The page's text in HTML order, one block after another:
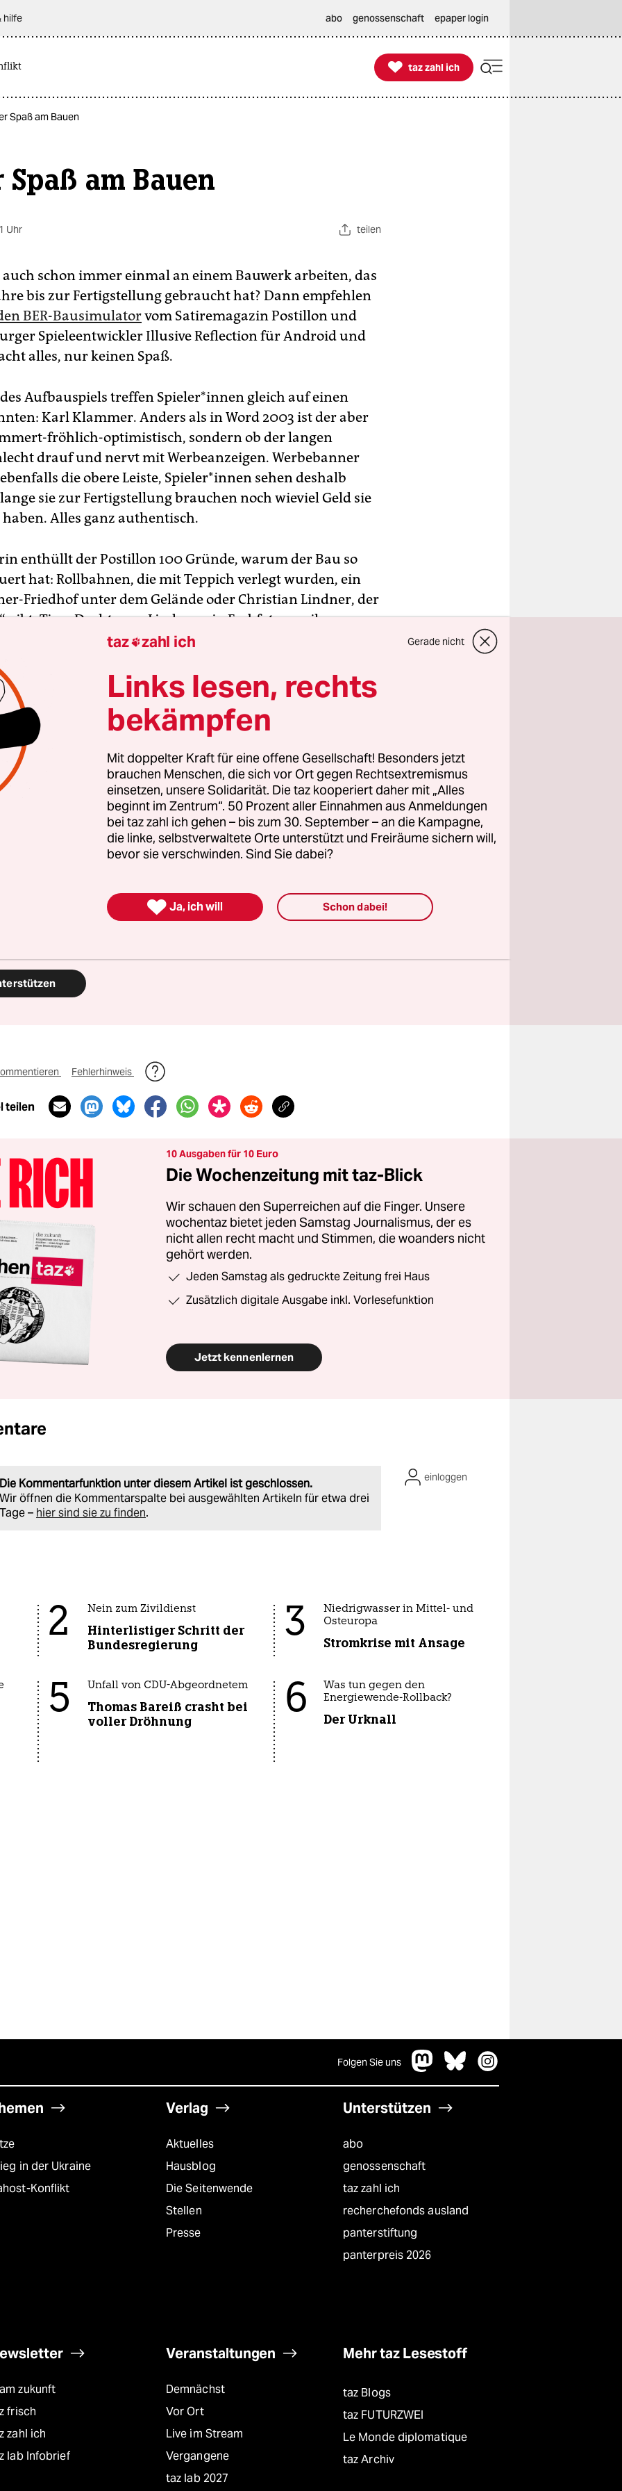
hilfe abo genossenschaft epaper login

taz zahl ich
taz zahl ich
Spaß am Bauen
Spaß am Bauen
Uhr teilen
auch schon immer einmal an einem Bauwerk arbeiten, das
bis zur Fertigstellung gebraucht hat? Dann empfehlen
BER-Bausimulatorvom Satiremagazin Postillon und
Spieleentwickler Illusive Reflection für Android und
alles, nur keinen Spaß.
Aufbauspiels treffen Spieler*innen gleich auf einen
Karl Klammer. Anders als in Word 2003 ist der aber
fröhlich-optimistisch, sondern ob der langen
drauf und nervt mit Werbeanzeigen. Werbebanner
die obere Leiste, Spieler*innen sehen deshalb
sie zur Fertigstellung brauchen noch wieviel Geld sie
Alles ganz authentisch.
enthüllt der Postillon 100 Gründe, warum der Bau so
hat: Rollbahnen, die mit Teppich verlegt wurden, ein
Friedhof unter dem Gelände oder Christian Lindner, der
gibt. Tipp: Droht man Lindner, ein Farbfoto von ihm zu
verkrümelt er sich. (taz)
stärken
Erfolg der AfD bei den kommenden Landtagswahlen
rechtsextreme Kräfte inzwischen geworden sind.
braucht es Zusammenhalt und Solidarität. Auch und vor
Menschen, die sich vor Ort für eine starke
einsetzen. Die taz kooperiert deshalb mit "Alles
Zentrum". Die Kampagne unterstützt bundesweit linke,
Orte und baut einen solidarischen Fonds für deren
Journalismus – und zivilgesellschaftliches Engagement.
auch? Dann machen Sie mit und unterstützen Sie unsere
Fehlerhinweis
teilen
10 Ausgaben für 10 Euro
Die Wochenzeitung mit taz-Blick
Wir schauen den Superreichen auf die Finger. Unsere
wochentaz bietet jeden Samstag Journalismus, der es
nicht allen recht macht und Stimmen, die woanders nicht
gehört werden.
Jeden Samstag als gedruckte Zeitung frei Haus
Zusätzlich digitale Ausgabe inkl. Vorlesefunktion
Jetzt kennenlernen
Die Kommentarfunktion unter diesem Artikel ist geschlossen.
Wir öffnen die Kommentarspalte bei ausgewählten Artikeln für etwa drei
Tage – hier sind sie zu finden.
einloggen
2 Nein zum Zivildienst
Hinterlistiger Schritt der
Bundesregierung
3
Niedrigwasser in Mittel- und
Osteuropa
Stromkrise mit Ansage
5 Unfall von CDU-Abgeordnetem
Thomas Bareiß crasht bei
voller Dröhnung
6
Was tun gegen den
Energiewende-Rollback?
Der Urknall
Folgen Sie uns
in der Ukraine
Konflikt
Verlag
Aktuelles
Hausblog
Die Seitenwende
Stellen
Presse
Unterstützen
abo
genossenschaft
taz zahl ich
recherchefonds ausland
panterstiftung
panterpreis 2026
zukunft
frisch
zahl ich
lab Infobrief
Veranstaltungen
Demnächst
Vor Ort
Live im Stream
Vergangene
taz lab 2027
Mehr taz Lesestoff
taz Blogs
taz FUTURZWEI
Le Monde diplomatique
taz Archiv
taz zahl ich Gerade nicht
Links lesen, rechts
bekämpfen
Mit doppelter Kraft für eine offene Gesellschaft! Besonders jetzt
brauchen Menschen, die sich vor Ort gegen Rechtsextremismus
einsetzen, unsere Solidarität. Die taz kooperiert daher mit „Alles
beginnt im Zentrum“. 50 Prozent aller Einnahmen aus Anmeldungen
bei taz zahl ich gehen – bis zum 30. September – an die Kampagne,
die linke, selbstverwaltete Orte unterstützt und Freiräume sichern will,
bevor sie verschwinden. Sind Sie dabei?
 Ja, ich will Schon dabei!